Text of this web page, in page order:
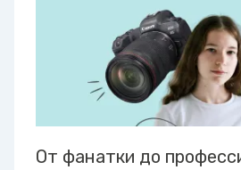
От фанатки до